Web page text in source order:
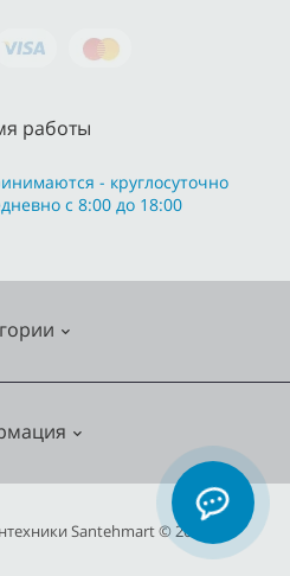
работы
- круглосуточно
с 8:00 до 18:00
Santehmart © 2026